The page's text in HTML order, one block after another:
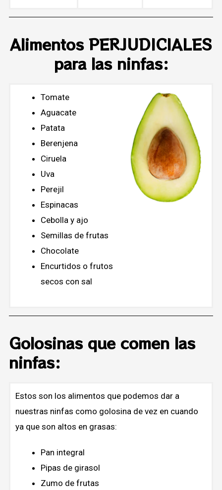
Alimentos PERJUDICIALES
para las ninfas:
Tomate
Aguacate
Patata
Berenjena
Ciruela
Uva
Perejil
Espinacas
Cebolla y ajo
Semillas de frutas
Chocolate
Encurtidos o frutos
secos con sal
Golosinas que comen las
ninfas:
Estos son los alimentos que podemos dar a
nuestras ninfas como golosina de vez en cuando
ya que son altos en grasas:
Pan integral
Pipas de girasol
Zumo de frutas